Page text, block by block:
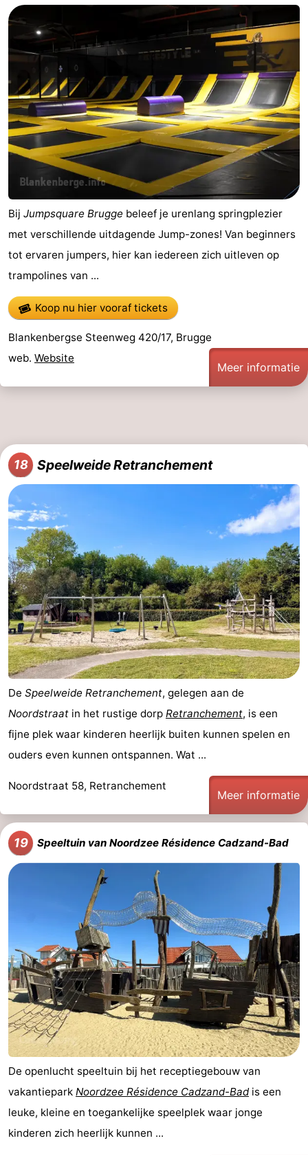
Bij Jumpsquare Brugge beleef je urenlang springplezier
met verschillende uitdagende Jump-zones! Van beginners
tot ervaren jumpers, hier kan iedereen zich uitleven op
trampolines van ...
Koop nu hier vooraf tickets
Blankenbergse Steenweg 420/17, Brugge
web. Website
Meer informatie
18 Speelweide Retranchement
De Speelweide Retranchement, gelegen aan de
Noordstraat in het rustige dorp Retranchement, is een
fijne plek waar kinderen heerlijk buiten kunnen spelen en
ouders even kunnen ontspannen. Wat ...
Noordstraat 58, Retranchement
Meer informatie
19 Speeltuin van Noordzee Résidence Cadzand-Bad
De openlucht speeltuin bij het receptiegebouw van
vakantiepark Noordzee Résidence Cadzand-Badis een
leuke, kleine en toegankelijke speelplek waar jonge
kinderen zich heerlijk kunnen ...